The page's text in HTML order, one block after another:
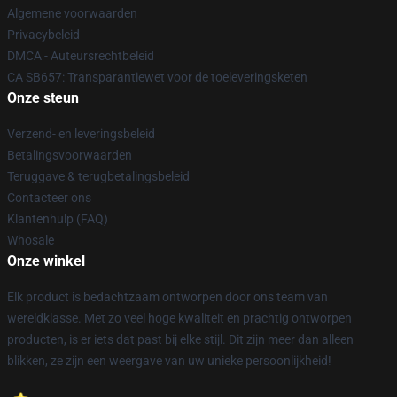
Algemene voorwaarden
Privacybeleid
DMCA - Auteursrechtbeleid
CA SB657: Transparantiewet voor de toeleveringsketen
Onze steun
Verzend- en leveringsbeleid
Betalingsvoorwaarden
Teruggave & terugbetalingsbeleid
Contacteer ons
Klantenhulp (FAQ)
Whosale
Onze winkel
Elk product is bedachtzaam ontworpen door ons team van
wereldklasse. Met zo veel hoge kwaliteit en prachtig ontworpen
producten, is er iets dat past bij elke stijl. Dit zijn meer dan alleen
blikken, ze zijn een weergave van uw unieke persoonlijkheid!